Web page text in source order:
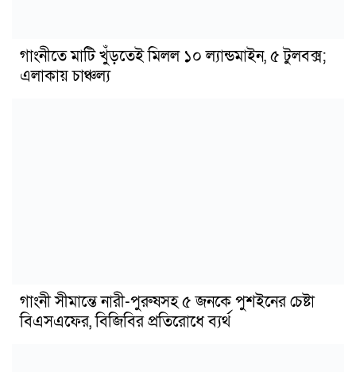
গাংনীতে মাটি খুঁড়তেই মিলল ১০ ল্যান্ডমাইন, ৫ টুলবক্স;
এলাকায় চাঞ্চল্য
গাংনী সীমান্তে নারী-পুরুষসহ ৫ জনকে পুশইনের চেষ্টা
বিএসএফের, বিজিবির প্রতিরোধে ব্যর্থ